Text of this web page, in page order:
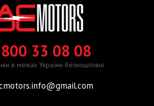
800 33 08 08
в межах України безкоштовні